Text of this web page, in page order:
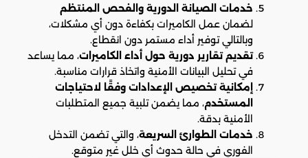
خدمات الصيانة الدورية والفحص المنتظم
لضمان عمل الكاميرات بكفاءة دون أي مشكلات،
وبالتالي توفير أداء مستمر دون انقطاع.
تقديم تقارير دورية حول أداء الكاميرات، مما يساعد
في تحليل البيانات الأمنية واتخاذ قرارات مناسبة.
إمكانية تخصيص الإعدادات وفقًا لاحتياجات
المستخدم، مما يضمن تلبية جميع المتطلبات
الأمنية بدقة.
خدمات الطوارئ السريعة، والتي تضمن التدخل
الفوري في حالة حدوث أي خلل غير متوقع.